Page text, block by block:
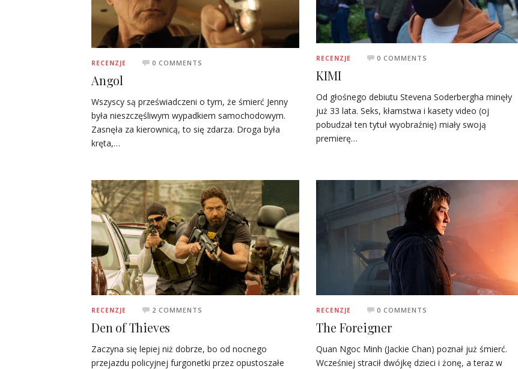
RECENZJE 0 COMMENTS
Angol
Wszyscy są przeświadczeni o tym, że śmierć Jenny
była nieszczęśliwym wypadkiem samochodowym.
Zasnęła za kierownicą, to się zdarza. Droga była
kręta,…
RECENZJE 0 COMMENTS
KIMI
Od głośnego debiutu Stevena Soderbergha minęły
już 33 lata. Seks, kłamstwa i kasety video (oj
pobudzał ten tytuł wyobraźnię) miały swoją
premierę…
RECENZJE 2 COMMENTS
Den of Thieves
Zaczyna się lepiej niż dobrze, bo od nocnego
przejazdu policyjnej furgonetki przez opustoszałe
RECENZJE 0 COMMENTS
The Foreigner
Quan Ngoc Minh (Jackie Chan) poznał już śmierć.
Wcześniej stracił dwójkę dzieci i żonę, a teraz w